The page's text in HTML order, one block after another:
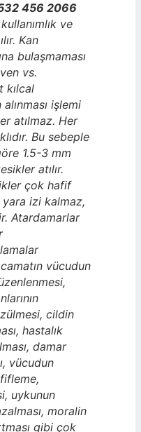
456 2066
ve
Kan
bulaşmaması
vs.
kılcal
işlemi
atılmaz. Her
Bu sebeple
1.5-3 mm
atılır.
çok hafif
izi kalmaz,
Atardamarlar
vücudun
cildin
hastalık
damar
vücudun
uykunun
moralin
gibi çok